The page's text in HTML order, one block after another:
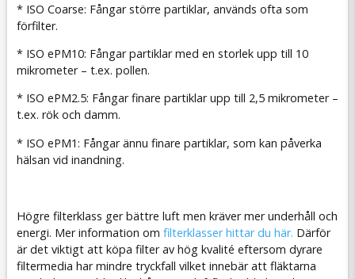
* ISO Coarse: Fångar större partiklar, används ofta som
förfilter.
* ISO ePM10: Fångar partiklar med en storlek upp till 10
mikrometer – t.ex. pollen.
* ISO ePM2.5: Fångar finare partiklar upp till 2,5 mikrometer –
t.ex. rök och damm.
* ISO ePM1: Fångar ännu finare partiklar, som kan påverka
hälsan vid inandning.
Högre filterklass ger bättre luft men kräver mer underhåll och
energi. Mer information om filterklasser hittar du här. Därför
är det viktigt att köpa filter av hög kvalité eftersom dyrare
filtermedia har mindre tryckfall vilket innebär att fläktarna